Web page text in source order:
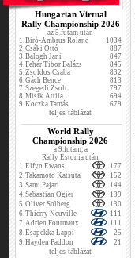
Hungarian Virtual
Rally Championship 2026
az 5.futam után
1.Biró-Ambrus Roland
1034
2.Csáki Ottó
887
3.Balogh Jani
847
4.Fehér Tibor Balázs
845
5.Zsoldos Csaba
832
6.Gách Bence
813
7.Szegedi Zsolt
797
8.Misik Attila
694
9.Koczka Tamás 679
teljes táblázat
World Rally
Championship 2026
a 9.futam, a
Rally Estonia után
1.Elfyn Ewans
177
2.Takamoto Katsuta
152
3.Sami Pajari
144
4.Sebastian Ogier
139
5.Oliver Solberg
130
6.Thierry Neuville
111
7.Adrien Fourmaux
111
8.Esapekka Lappi
25
9.Hayden Paddon 21
teljes táblázat